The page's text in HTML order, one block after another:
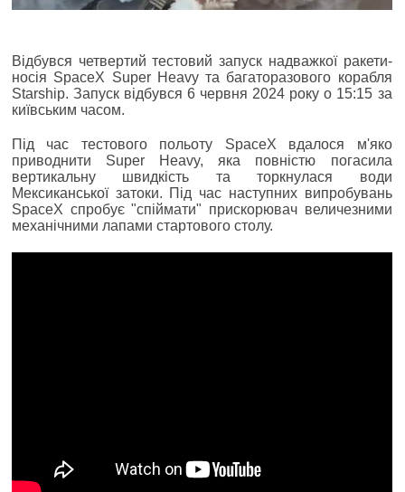
Відбувся четвертий тестовий запуск надважкої ракети-
носія SpaceX Super Heavy та багаторазового корабля
Starship. Запуск відбувся 6 червня 2024 року о 15:15 за
київським часом.
Під час тестового польоту SpaceX вдалося м'яко
приводнити Super Heavy, яка повністю погасила
вертикальну швидкість та торкнулася води
Мексиканської затоки. Під час наступних випробувань
SpaceX спробує "спіймати" прискорювач величезними
механічними лапами стартового столу.